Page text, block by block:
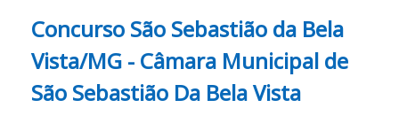
Concurso São Sebastião da Bela
Vista/MG - Câmara Municipal de
São Sebastião Da Bela Vista